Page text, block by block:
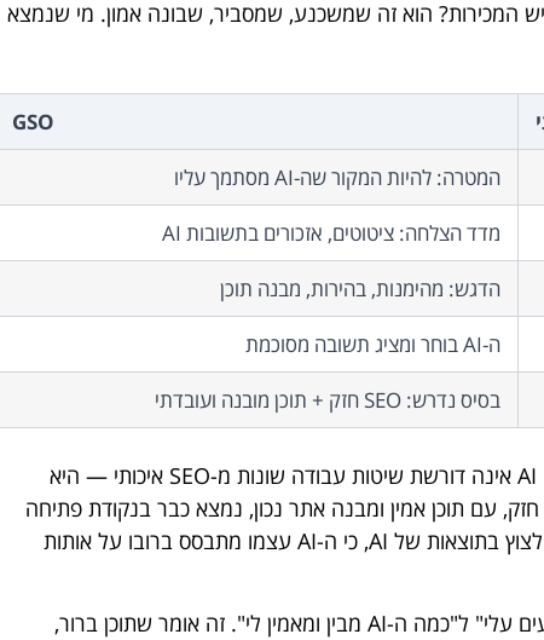
המכירות? הוא זה שמשכנע, שמסביר, שבונה אמון. מי שנמצא
GSO
המטרה: להיות המקור שה-AI מסתמך עליו
מדד הצלחה: ציטוטים, אזכורים בתשובות AI
הדגש: מהימנות, בהירות, מבנה תוכן
ה-AI בוחר ומציג תשובה מסוכמת
בסיס נדרש: SEO חזק + תוכן מובנה ועובדתי
גוגל עצמה הצהירה שאופטימיזציה ל-AI Overviews אינה דורשת שיטות עבודה שונות מ-SEO איכותי — היא
המשך ישיר שלו, לא החלפה. מי שבנה בסיס SEO חזק, עם תוכן אמין ומבנה אתר נכון, נמצא כבר בנקודת פתיחה
טובה. אבל מי שלא השקיע ב-SEO? יתקשה מאוד לצוץ בתוצאות של AI, כי ה-AI עצמו מתבסס ברובו על אותות
מה כן משתנה: הדגש עובר מ"כמה קישורים מצביעים עלי" ל"כמה ה-AI מבין ומאמין לי". זה אומר שתוכן ברור,